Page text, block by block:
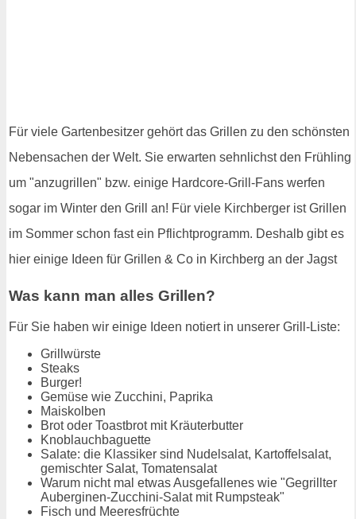
Für viele Gartenbesitzer gehört das Grillen zu den schönsten
Nebensachen der Welt. Sie erwarten sehnlichst den Frühling
um "anzugrillen" bzw. einige Hardcore-Grill-Fans werfen
sogar im Winter den Grill an! Für viele Kirchberger ist Grillen
im Sommer schon fast ein Pflichtprogramm. Deshalb gibt es
hier einige Ideen für Grillen & Co in Kirchberg an der Jagst
Was kann man alles Grillen?
Für Sie haben wir einige Ideen notiert in unserer Grill-Liste:
Grillwürste
Steaks
Burger!
Gemüse wie Zucchini, Paprika
Maiskolben
Brot oder Toastbrot mit Kräuterbutter
Knoblauchbaguette
Salate: die Klassiker sind Nudelsalat, Kartoffelsalat,
gemischter Salat, Tomatensalat
Warum nicht mal etwas Ausgefallenes wie "Gegrillter
Auberginen-Zucchini-Salat mit Rumpsteak"
Fisch und Meeresfrüchte